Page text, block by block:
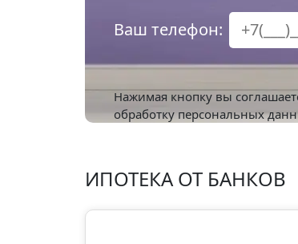
Ваш телефон:
Нажимая кнопку вы
обработку персональных
ИПОТЕКА ОТ БАНКОВ